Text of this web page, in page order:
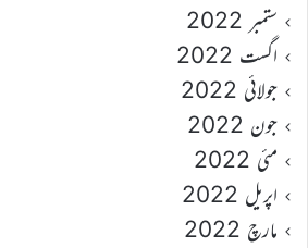
ستمبر 2022
اگست 2022
جولائی 2022
جون 2022
مئی 2022
اپریل 2022
مارچ 2022